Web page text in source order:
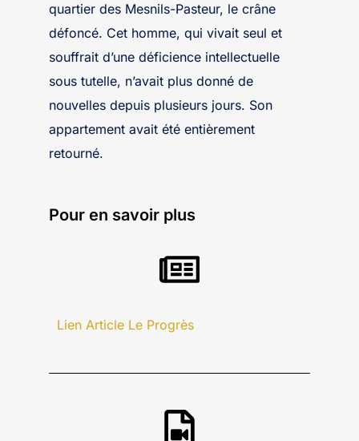
quartier des Mesnils-Pasteur, le crâne
défoncé. Cet homme, qui vivait seul et
souffrait d’une déficience intellectuelle
sous tutelle, n’avait plus donné de
nouvelles depuis plusieurs jours. Son
appartement avait été entièrement
retourné.
Pour en savoir plus
Lien Article Le Progrès